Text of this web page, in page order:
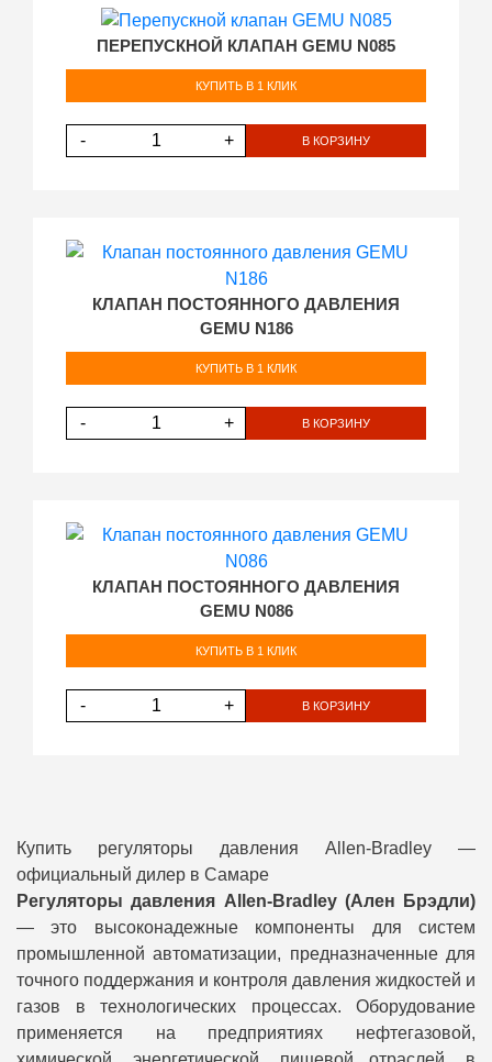
ПЕРЕПУСКНОЙ КЛАПАН GEMU N085
КУПИТЬ В 1 КЛИК
- + В КОРЗИНУ
КЛАПАН ПОСТОЯННОГО ДАВЛЕНИЯ
GEMU N186
КУПИТЬ В 1 КЛИК
- + В КОРЗИНУ
КЛАПАН ПОСТОЯННОГО ДАВЛЕНИЯ
GEMU N086
КУПИТЬ В 1 КЛИК
- + В КОРЗИНУ
Купить регуляторы давления Allen-Bradley —
официальный дилер в Самаре
Регуляторы давления Allen-Bradley (Ален Брэдли)
— это высоконадежные компоненты для систем
промышленной автоматизации, предназначенные для
точного поддержания и контроля давления жидкостей и
газов в технологических процессах. Оборудование
применяется на предприятиях нефтегазовой,